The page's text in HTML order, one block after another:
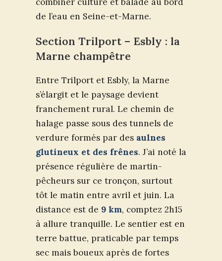
de l’eau en Seine-et-Marne.
Section Trilport – Esbly : la
Marne champêtre
Entre Trilport et Esbly, la Marne
s’élargit et le paysage devient
franchement rural. Le chemin de
halage passe sous des tunnels de
verdure formés par des aulnes
glutineux et des frênes. J’ai noté la
présence régulière de martin-
pêcheurs sur ce tronçon, surtout
tôt le matin entre avril et juin. La
distance est de 9 km, comptez 2h15
à allure tranquille. Le sentier est en
terre battue, praticable par temps
sec mais boueux après de fortes